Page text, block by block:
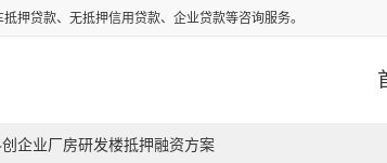
押贷款、无抵押信用贷款、企业贷款等咨询服务。
企业厂房研发楼抵押融资方案